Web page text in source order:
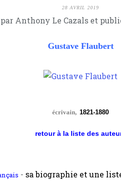
28 AVRIL 2019
Anthony Le Cazals et
Gustave Flaubert
écrivain, 1821-1880
retour à la liste des
- sa biographie et une